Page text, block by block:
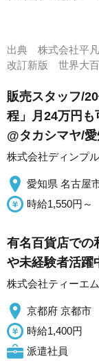
出典 株式会社平
改訂新版 世界大
販売スタッフ/
程」月24万円も
@タカシマヤ/
株式会社ディンプル
愛知県 名古屋
時給1,550円～
有名百貨店での
や未経験者活躍
株式会社ティーエ
京都府 京都市
時給1,400円
派遣社員